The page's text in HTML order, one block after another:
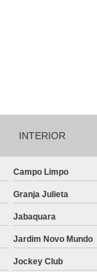
INTERIOR
Campo Limpo
Granja Julieta
Jabaquara
Jardim Novo Mundo
Jockey Club